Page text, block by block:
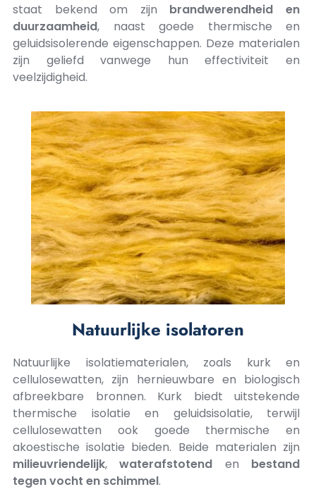
staat bekend om zijn brandwerendheid en
duurzaamheid, naast goede thermische en
geluidsisolerende eigenschappen. Deze materialen
zijn geliefd vanwege hun effectiviteit en
veelzijdigheid.
Natuurlijke isolatoren
Natuurlijke isolatiematerialen, zoals kurk en
cellulosewatten, zijn hernieuwbare en biologisch
afbreekbare bronnen. Kurk biedt uitstekende
thermische isolatie en geluidsisolatie, terwijl
cellulosewatten ook goede thermische en
akoestische isolatie bieden. Beide materialen zijn
milieuvriendelijk,waterafstotend en bestand
tegenvocht en schimmel.